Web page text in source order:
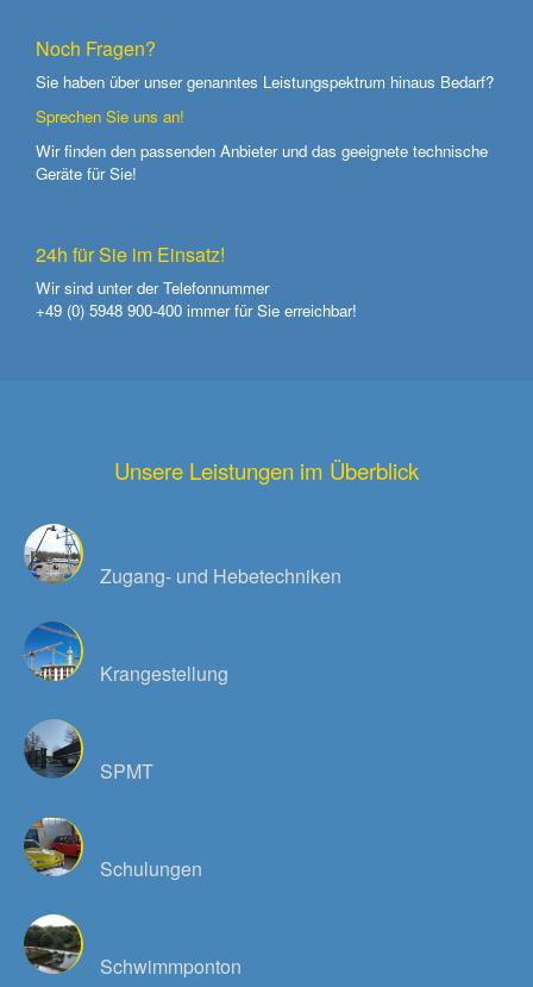
Noch Fragen?
Sie haben über unser genanntes Leistungspektrum hinaus Bedarf?
Sprechen Sie uns an!
Wir finden den passenden Anbieter und das geeignete technische
Geräte für Sie!
24h für Sie im Einsatz!
Wir sind unter der Telefonnummer
+49 (0) 5948 900-400 immer für Sie erreichbar!
Unsere Leistungen im Überblick
Zugang- und Hebetechniken
Krangestellung
SPMT
Schulungen
Schwimmponton